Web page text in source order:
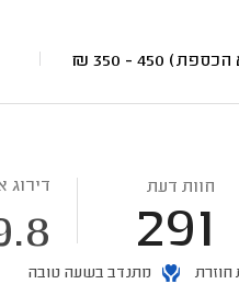
הכספת) 450 - 350
₪
חוות דעת
291
דירוג
חוזרת מתנדב בשעה טובה